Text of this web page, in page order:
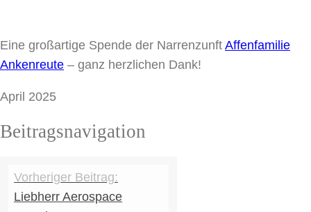
Eine großartige Spende der Narrenzunft Affenfamilie
Ankenreute – ganz herzlichen Dank!
April 2025
Beitragsnavigation
Liebherr Aerospace